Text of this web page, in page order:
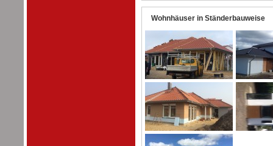
Wohnhäuser in Ständerbauweise